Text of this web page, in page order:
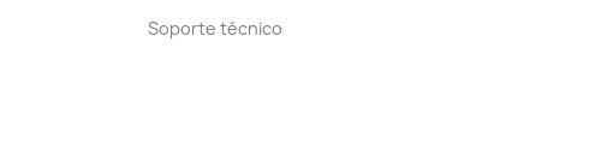
Soporte técnico